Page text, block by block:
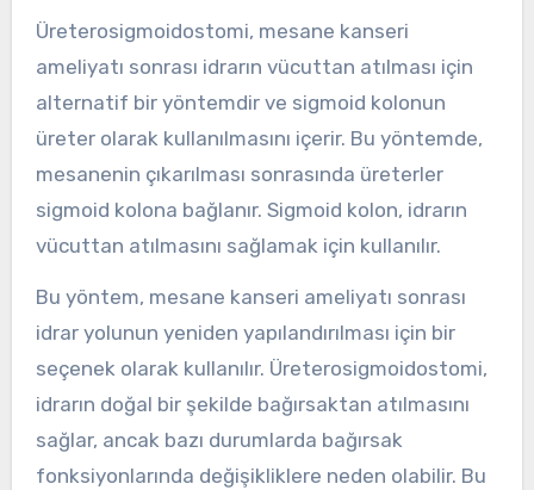
Üreterosigmoidostomi, mesane kanseri
ameliyatı sonrası idrarın vücuttan atılması için
alternatif bir yöntemdir ve sigmoid kolonun
üreter olarak kullanılmasını içerir. Bu yöntemde,
mesanenin çıkarılması sonrasında üreterler
sigmoid kolona bağlanır. Sigmoid kolon, idrarın
vücuttan atılmasını sağlamak için kullanılır.
Bu yöntem, mesane kanseri ameliyatı sonrası
idrar yolunun yeniden yapılandırılması için bir
seçenek olarak kullanılır. Üreterosigmoidostomi,
idrarın doğal bir şekilde bağırsaktan atılmasını
sağlar, ancak bazı durumlarda bağırsak
fonksiyonlarında değişikliklere neden olabilir. Bu